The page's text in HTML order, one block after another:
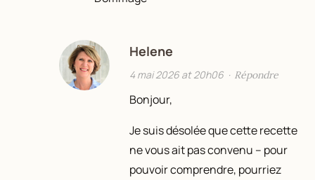
Helene
4 mai 2026 at 20h06· Répondre
Bonjour,
Je suis désolée que cette recette
ne vous ait pas convenu – pour
pouvoir comprendre, pourriez